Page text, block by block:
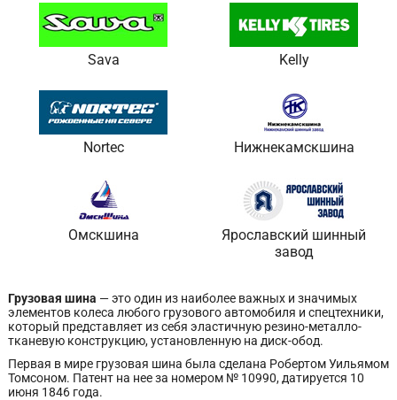
Sava Kelly
Nortec Нижнекамскшина
Омскшина
Ярославский шинный
завод
Грузовая шина — это один из наиболее важных и значимых
элементов колеса любого грузового автомобиля и спецтехники,
который представляет из себя эластичную резино-металло-
тканевую конструкцию, установленную на диск-обод.
Первая в мире грузовая шина была сделана Робертом Уильямом
Томсоном. Патент на нее за номером № 10990, датируется 10
июня 1846 года.